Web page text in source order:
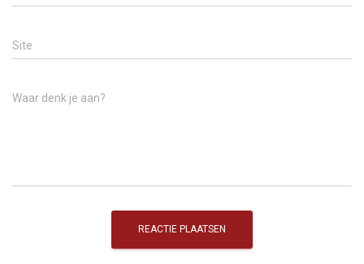
Site
Waar denk je aan?